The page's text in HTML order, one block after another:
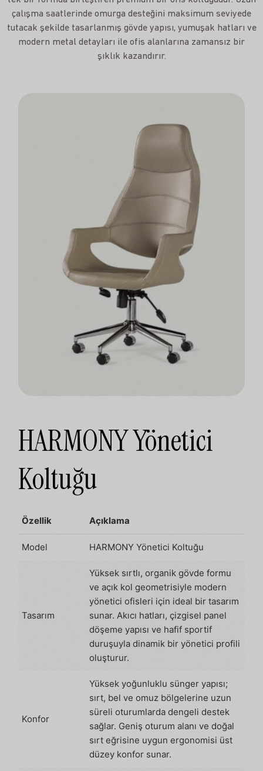
çalışma saatlerinde omurga desteğini maksimum seviyede
tutacak şekilde tasarlanmış gövde yapısı, yumuşak hatları ve
modern metal detayları ile ofis alanlarına zamansız bir
şıklık kazandırır.
HARMONY Yönetici
Koltuğu
Özellik Açıklama
Model HARMONY Yönetici Koltuğu
Tasarım
Yüksek sırtlı, organik gövde formu
ve açık kol geometrisiyle modern
yönetici ofisleri için ideal bir tasarım
sunar. Akıcı hatları, çizgisel panel
döşeme yapısı ve hafif sportif
duruşuyla dinamik bir yönetici profili
oluşturur.
Konfor
Yüksek yoğunluklu sünger yapısı;
sırt, bel ve omuz bölgelerine uzun
süreli oturumlarda dengeli destek
sağlar. Geniş oturum alanı ve doğal
sırt eğrisine uygun ergonomisi üst
düzey konfor sunar.